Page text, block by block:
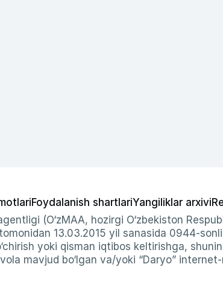
Foydalanish shartlariYangiliklar arxivi
(O‘zMAA, hozirgi O‘zbekiston
13.03.2015 yil sanasida 0944-
yoki qisman iqtibos keltirishga,
mavjud bo‘lgan va/yoki “Daryo”